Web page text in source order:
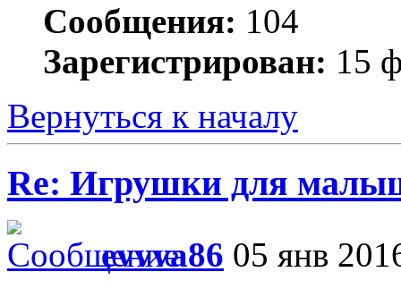
Сообщения: 104
Зарегистрирован: 15
Вернуться к началу
Re: Игрушки для
evvva86 05 янв